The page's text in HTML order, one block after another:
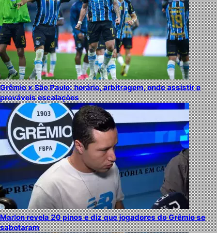
Grêmio x São Paulo: horário, arbitragem, onde assistir e
prováveis escalações
Marlon revela 20 pinos e diz que jogadores do Grêmio se
sabotaram